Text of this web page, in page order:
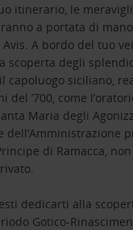
itinerario, le
a portata di
Avis. A bordo del tuo
scoperta degli
capoluogo siciliano,
del ’700, come
Maria degli
dell’Amministrazione
di Ramacca,
dedicarti alla
Gotico-